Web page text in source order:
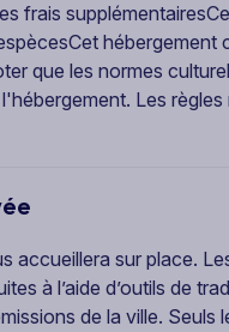
frais
hébergement
que les normes
Les
accueillera sur place.
à l’aide d’outils de
de la ville.